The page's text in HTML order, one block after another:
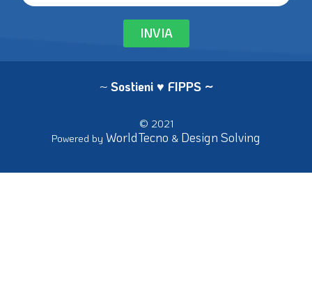
INVIA
~ Sostieni ♥ FIPPS ~
© 2021
Powered by WorldTecno & Design Solving